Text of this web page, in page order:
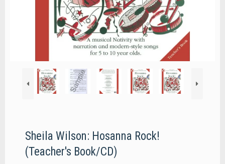
Sheila Wilson: Hosanna Rock!
(Teacher's Book/CD)